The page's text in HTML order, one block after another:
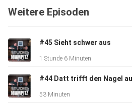
Weitere Episoden
#45 Sieht schwer aus
1 Stunde 6 Minuten
#44 Datt trifft den Nagel
53 Minuten